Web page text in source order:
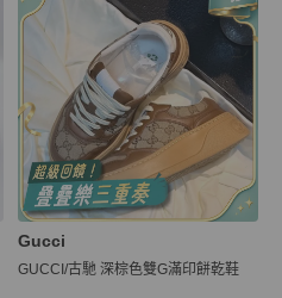
Gucci
GUCCI/古馳 深棕色雙G滿印餅乾鞋